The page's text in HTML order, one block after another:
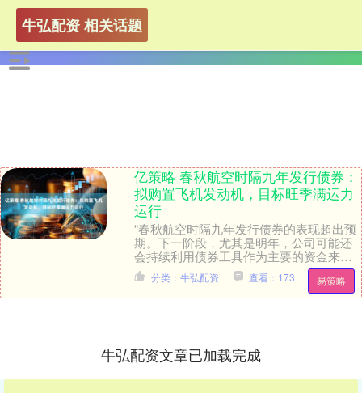
牛弘配资 相关话题
亿策略 春秋航空时隔九年发行债券：
拟购置飞机发动机，目标旺季满运力
运行
“春秋航空时隔九年发行债券的表现超出预
期。下一阶段，尤其是明年，公司可能还
会持续利用债券工具作为主要的资金来
源。当前民航业处于‘低谷往上爬’的阶段，
2024年行....
易策略
分类：牛弘配资 查看：173
牛弘配资文章已加载完成